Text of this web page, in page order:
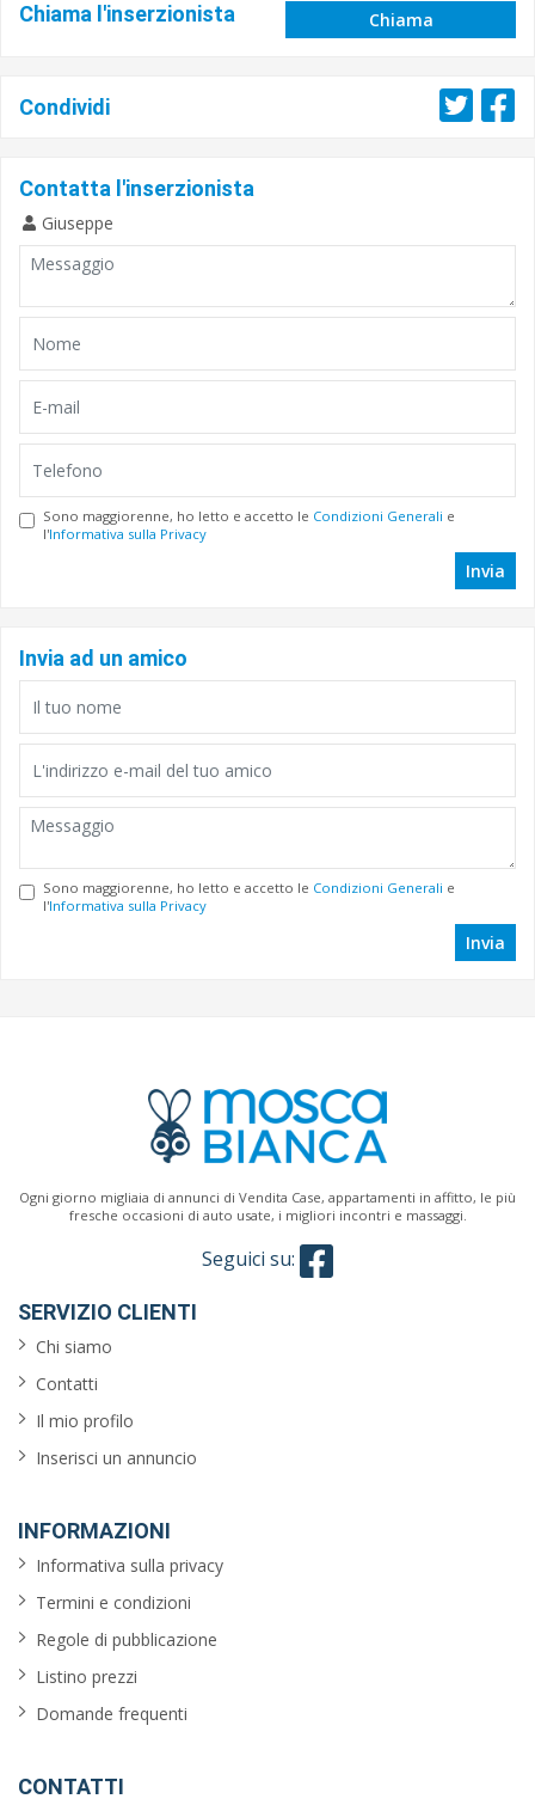
Chiama l'inserzionista Chiama
Condividi
Contatta l'inserzionista
Giuseppe
Sono maggiorenne, ho letto e accetto le Condizioni Generali e
l'Informativa sulla Privacy
Invia
Invia ad un amico
Sono maggiorenne, ho letto e accetto le Condizioni Generali e
l'Informativa sulla Privacy
Invia
Ogni giorno migliaia di annunci di Vendita Case, appartamenti in affitto, le più
fresche occasioni di auto usate, i migliori incontri e massaggi.
Seguici su:
SERVIZIO CLIENTI
Chi siamo
Contatti
Il mio profilo
Inserisci un annuncio
INFORMAZIONI
Informativa sulla privacy
Termini e condizioni
Regole di pubblicazione
Listino prezzi
Domande frequenti
CONTATTI